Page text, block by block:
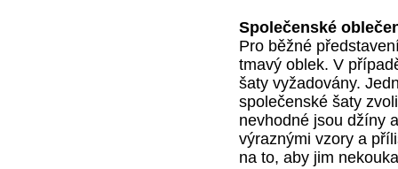
Společenské
Pro běžné
tmavý oblek. V
šaty vyžadovány.
společenské šaty
nevhodné jsou džíny
výraznými vzory a
na to, aby jim